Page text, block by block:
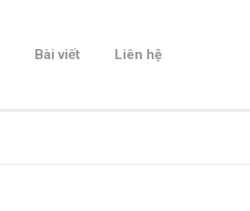
Bài viết Liên hệ